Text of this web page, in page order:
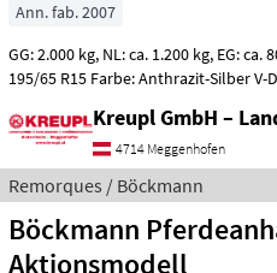
Ann. fab. 2007
GG: 2.000 kg, NL: ca. 1.200 kg, EG: ca. 800 kg BJ: 10/2007, Bereifung:
195/65 R15 Farbe: Anthrazit-Silber V-Deichsel,
Kreupl GmbH –
4714 Meggenhofen
Remorques / Böckmann
Böckmann
Aktionsmodell